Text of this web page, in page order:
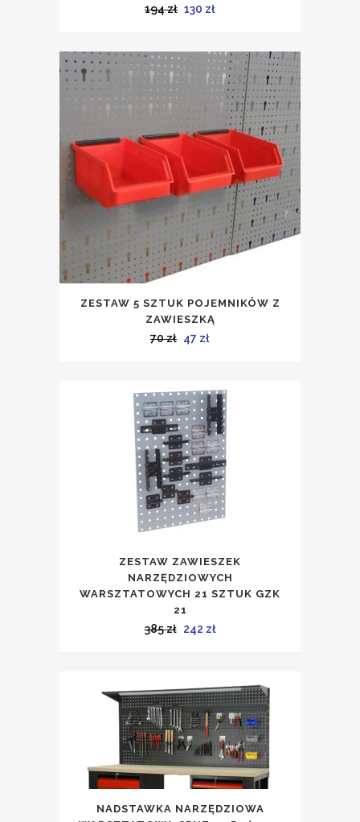
194zł Pierwotna
wynosiła:
194 zł.
130 złAktualna
wynosi:
130 zł.
ZESTAW 5 SZTUK POJEMNIKÓW Z
ZAWIESZKĄ
70zł Pierwotna
70 zł.
47 złAktualna
47 zł.
ZESTAW ZAWIESZEK
NARZĘDZIOWYCH
WARSZTATOWYCH 21 SZTUK GZK
21
385zł Pierwotna
385 zł.
242 złAktualna
242 zł.
NADSTAWKA NARZĘDZIOWA